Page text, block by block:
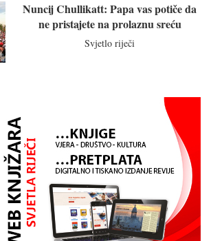
Nuncij Chullikatt: Papa vas potiče da
ne pristajete na prolaznu sreću
Svjetlo riječi